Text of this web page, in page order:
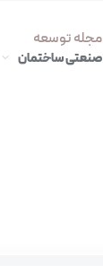
مجله توسعه
صنعتی ساختمان